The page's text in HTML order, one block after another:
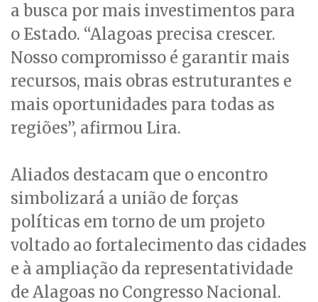
a busca por mais investimentos para
o Estado. “Alagoas precisa crescer.
Nosso compromisso é garantir mais
recursos, mais obras estruturantes e
mais oportunidades para todas as
regiões”, afirmou Lira.
Aliados destacam que o encontro
simbolizará a união de forças
políticas em torno de um projeto
voltado ao fortalecimento das cidades
e à ampliação da representatividade
de Alagoas no Congresso Nacional.